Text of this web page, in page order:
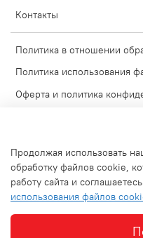
Контакты
Политика в отношении
Политика использования
Оферта и политика
Блог
Обратная связь
Используемые
Продолжая использовать
обработку файлов cookie,
работу сайта и
использования файлов